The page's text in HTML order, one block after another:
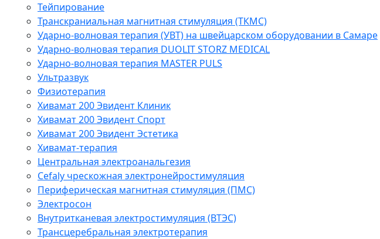
Тейпирование
Транскраниальная магнитная стимуляция (ТКМС)
Ударно-волновая терапия (УВТ) на швейцарском оборудовании в Самаре
Ударно-волновая терапия DUOLIT STORZ MEDICAL
Ударно-волновая терапия MASTER PULS
Ультразвук
Физиотерапия
Хивамат 200 Эвидент Клиник
Хивамат 200 Эвидент Спорт
Хивамат 200 Эвидент Эстетика
Хивамат-терапия
Центральная электроанальгезия
Cefaly чреcкожная электронейростимуляция
Периферическая магнитная стимуляция (ПМС)
Электросон
Внутритканевая электростимуляция (ВТЭС)
Трансцеребральная электротерапия